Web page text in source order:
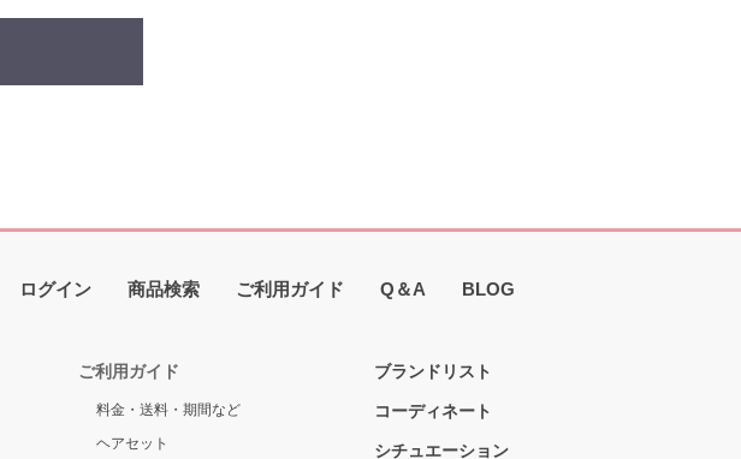
ログイン 商品検索 ご利用ガイド Q＆A BLOG
ご利用ガイド
料金・送料・期間など
ヘアセット
ブランドリスト
コーディネート
シチュエーション